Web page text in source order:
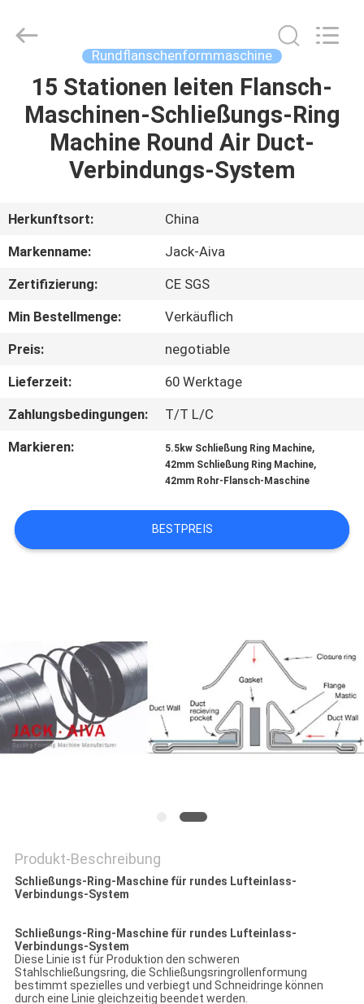
HAUSE
PRODUKTE
ÜBER
UNS
WERKSBESICHTIGUNG
QUALITÄTSKONTROLLE
KONTAKT
UNS
NEUIGKEITEN
BITTE UM
SITEMAP
PRIVACY
POLICY
MACHINERY
Reserved.
Rundflanschenformmaschine
15 Stationen leiten Flansch-
Maschinen-Schließungs-Ring
Machine Round Air Duct-
Verbindungs-System
Herkunftsort:
China
Markenname:
Jack-Aiva
Zertifizierung:
CE SGS
Min Bestellmenge:
Verkäuflich
Preis:
negotiable
Lieferzeit:
60 Werktage
Zahlungsbedingungen:
T/T L/C
Markieren:
5.5kw Schließung Ring Machine,
42mm Schließung Ring Machine,
42mm Rohr-Flansch-Maschine
BESTPREIS
Produkt-Beschreibung
Schließungs-Ring-Maschine für rundes Lufteinlass-
Verbindungs-System
Schließungs-Ring-Maschine für rundes Lufteinlass-
Verbindungs-System
Diese Linie ist für Produktion den schweren
Stahlschließungsring, die Schließungsringrollenformung
bestimmt spezielles und verbiegt und Schneidringe können
durch eine Linie gleichzeitig beendet werden.